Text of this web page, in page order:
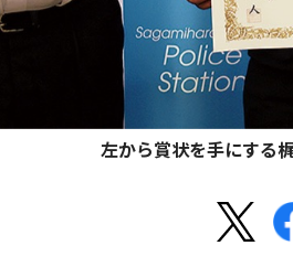
左から賞状を手にする